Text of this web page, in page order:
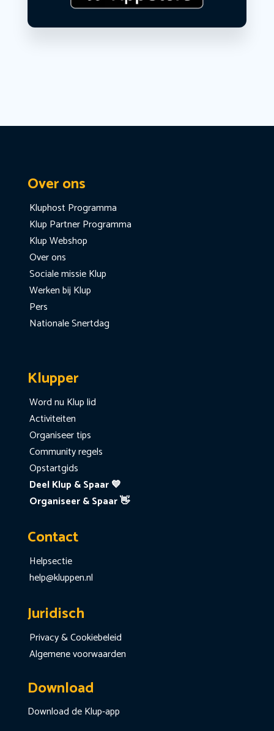
Over ons
Kluphost Programma
Klup Partner Programma
Klup Webshop
Over ons
Sociale missie Klup
Werken bij Klup
Pers
Nationale Snertdag
Klupper
Word nu Klup lid
Activiteiten
Organiseer tips
Community regels
Opstartgids
Deel Klup & Spaar 💙
Organiseer & Spaar 👋
Contact
Helpsectie
help@kluppen.nl
Juridisch
Privacy & Cookiebeleid
Algemene voorwaarden
Download
Download de Klup-app